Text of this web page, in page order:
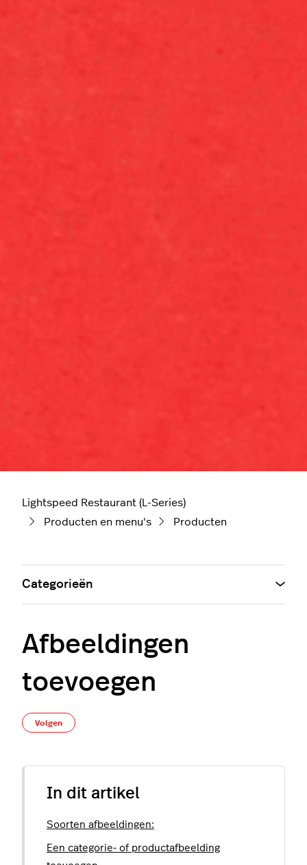
Lightspeed Restaurant (L-Series)
Producten en menu's
Producten
Afbeeldingen
toevoegen
Volgen
In dit artikel
Soorten afbeeldingen:
Een categorie- of productafbeelding
Categorieën